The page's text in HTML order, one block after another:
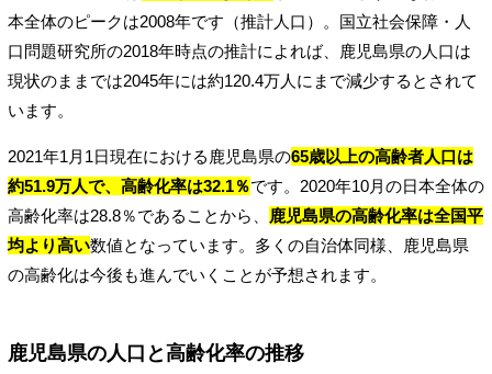
本全体のピークは2008年です（推計人口）。国立社会保障・人
口問題研究所の2018年時点の推計によれば、鹿児島県の人口は
現状のままでは2045年には約120.4万人にまで減少するとされて
います。
2021年1月1日現在における鹿児島県の65歳以上の高齢者人口は
約51.9万人で、高齢化率は32.1％です。2020年10月の日本全体の
高齢化率は28.8％であることから、
鹿児島県の高齢化率は全国平
均より高い数値となっています。多くの自治体同様、鹿児島県
の高齢化は今後も進んでいくことが予想されます。
鹿児島県の人口と高齢化率の推移